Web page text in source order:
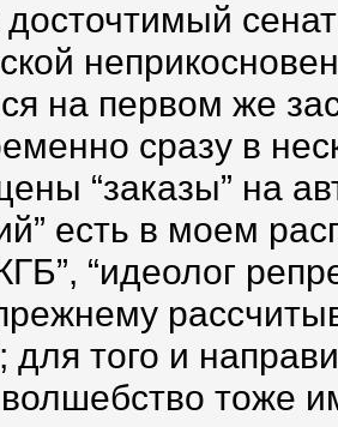
досточтимый
на первом же
сразу в
“заказы” на
есть в моем
“идеолог
для того и
тоже